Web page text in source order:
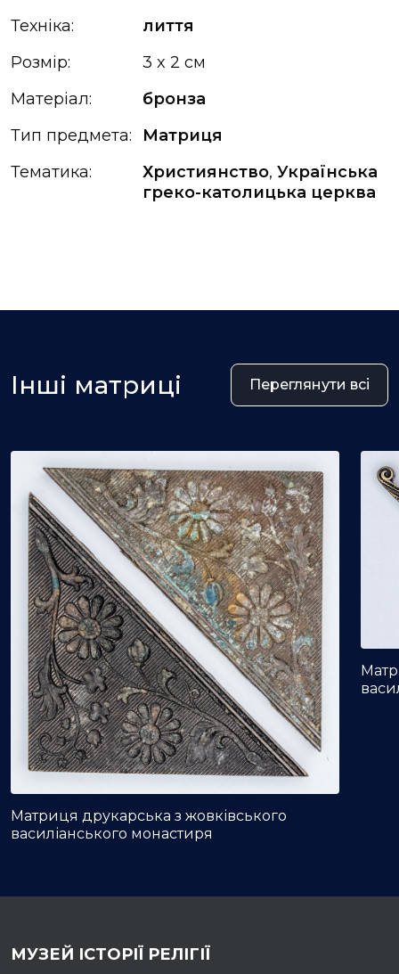
Техніка:
лиття
Розмір:
3 x 2 см
Матеріал:
бронза
Тип предмета:
Матриця
Тематика:
Християнство, Українська
греко-католицька церква
Інші матриці Переглянути всі
Матриця друкарська з жовківського
василіанського монастиря
МУЗЕЙ ІСТОРІЇ РЕЛІГІЇ